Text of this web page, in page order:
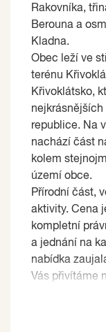
Rakovníka,
Berouna a
Kladna.
Obec leží ve
terénu
Křivoklátsko,
republice. Na
nachází část
kolem
území obce.
Přírodní část,
aktivity. Cena
kompletní
a jednání na
nabídka
Vás přivítáme
na základě